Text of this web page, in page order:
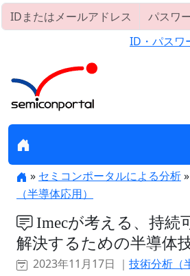
ID・パスワ
» セミコンポータルによる分析»
（半導体応用）
Imecが考える、持続
解決するための半導体
2023年11月17日 ｜ 技術分析（